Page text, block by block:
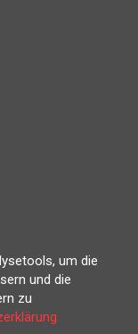
um die
und die
zu